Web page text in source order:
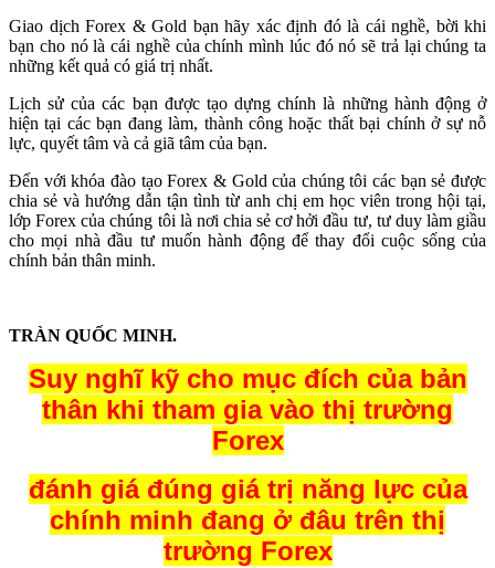
Giao dịch Forex & Gold bạn hãy xác định đó là cái nghề, bời khi
bạn cho nó là cái nghề của chính mình lúc đó nó sẽ trả lại chúng ta
những kết quả có giá trị nhất.
Lịch sử của các bạn được tạo dựng chính là những hành động ở
hiện tại các bạn đang làm, thành công hoặc thất bại chính ở sự nỗ
lực, quyết tâm và cả giã tâm của bạn.
Đến với khóa đào tạo Forex & Gold của chúng tôi các bạn sẻ được
chia sẻ và hướng dẫn tận tình từ anh chị em học viên trong hội tại,
lớp Forex của chúng tôi là nơi chia sẻ cơ hởi đầu tư, tư duy làm giầu
cho mọi nhà đầu tư muốn hành động để thay đổi cuộc sống của
chính bản thân minh.
TRÀN QUỐC MINH.
Suy nghĩ kỹ cho mục đích của bản
thân khi tham gia vào thị trường
Forex
đánh giá đúng giá trị năng lực của
chính minh đang ở đâu trên thị
trường Forex